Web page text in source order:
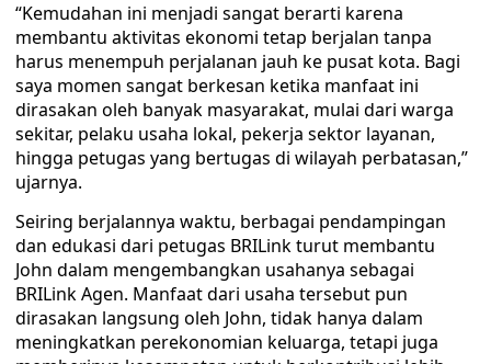
“Kemudahan ini menjadi sangat berarti karena
membantu aktivitas ekonomi tetap berjalan tanpa
harus menempuh perjalanan jauh ke pusat kota. Bagi
saya momen sangat berkesan ketika manfaat ini
dirasakan oleh banyak masyarakat, mulai dari warga
sekitar, pelaku usaha lokal, pekerja sektor layanan,
hingga petugas yang bertugas di wilayah perbatasan,”
ujarnya.
Seiring berjalannya waktu, berbagai pendampingan
dan edukasi dari petugas BRILink turut membantu
John dalam mengembangkan usahanya sebagai
BRILink Agen. Manfaat dari usaha tersebut pun
dirasakan langsung oleh John, tidak hanya dalam
meningkatkan perekonomian keluarga, tetapi juga